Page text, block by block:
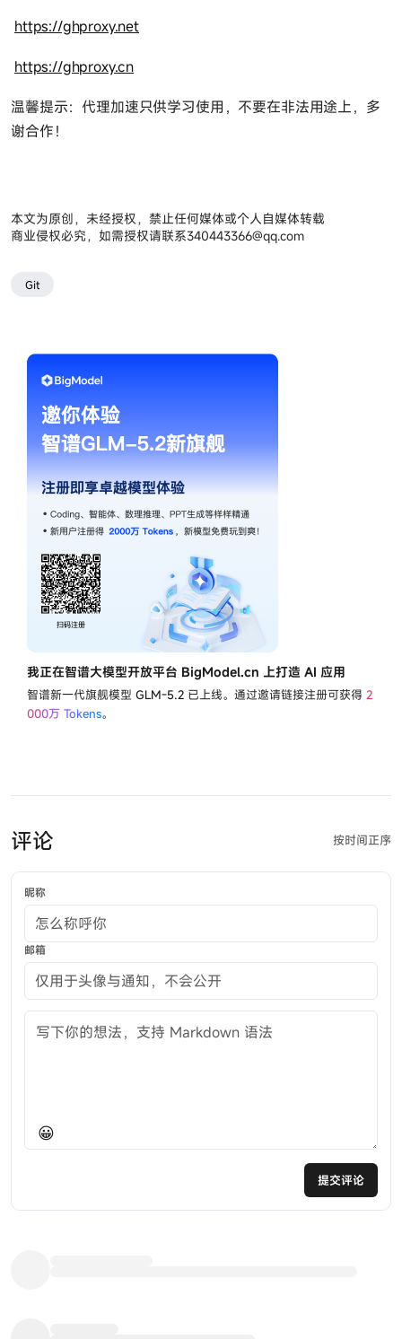
https://ghproxy.net
https://ghproxy.cn
温馨提示：代理加速只供学习使用，不要在非法用途上，多
谢合作！
本文为原创，未经授权，禁止任何媒体或个人自媒体转载
商业侵权必究，如需授权请联系340443366@qq.com
Git
我正在智谱大模型开放平台 BigModel.cn 上打造 AI 应用
智谱新一代旗舰模型 GLM-5.2 已上线。通过邀请链接注册可获得 2
000万 Tokens。
评论 按时间正序
昵称
邮箱
评论内容
😀
提交评论